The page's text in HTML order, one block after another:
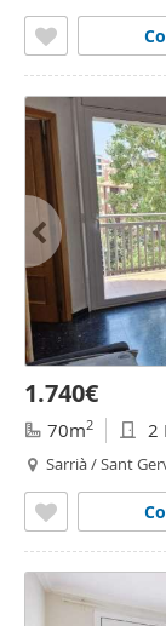
1.740€
70m2 2
Sarrià / Sant